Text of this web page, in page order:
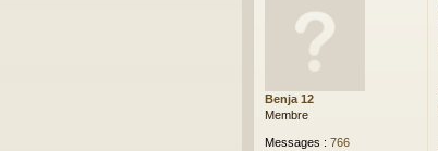
Benja 12
Membre
Messages : 766